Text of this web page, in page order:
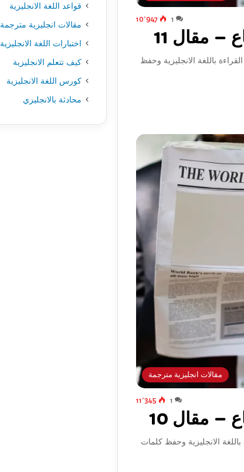
1 10٬947
– مقال 11
باللغة الانجليزية وحفظ
مقالات انجليزية مترجمة
1 11٬345
– مقال 10
الانجليزية وحفظ كلمات
قواعد اللغة الانجليزية
مقالات انجليزية مترجمة
اختبارات اللغة الانجليزية
كيف تتعلم الانجليزية
كورس اللغة الانجليزية
محادثة بالانجليزي